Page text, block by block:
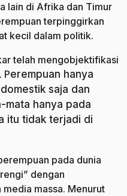
lain di Afrika dan Timur
terpinggirkan
kecil dalam politik.
telah mengobjektifikasi
Perempuan hanya
saja dan
mata hanya pada
itu tidak terjadi di
pada dunia
dengan
massa. Menurut